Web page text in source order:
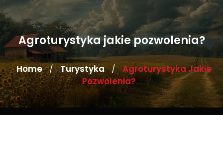
Agroturystyka jakie pozwolenia?
Home / Turystyka / Agroturystyka Jakie
Pozwolenia?